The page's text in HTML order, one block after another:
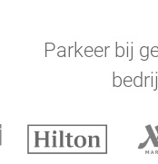
Parkeer bij